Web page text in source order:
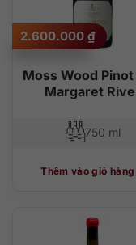
Moss Wood
Margaret
2.600.000 ₫
750 ml
Thêm vào giỏ hàng